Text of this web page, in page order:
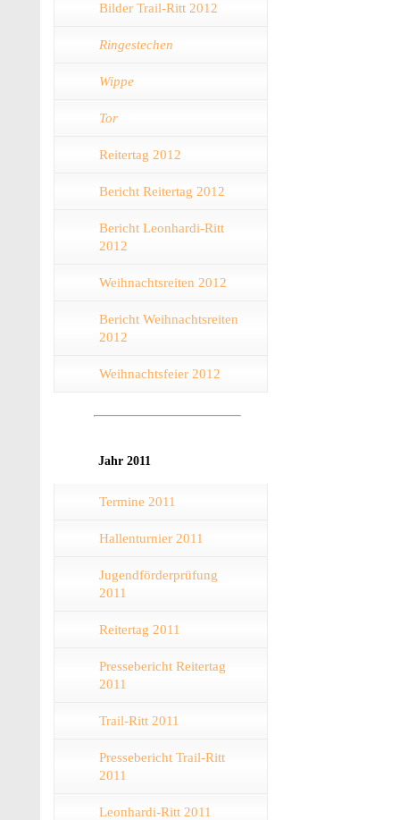
Bilder Trail-Ritt 2012
Ringestechen
Wippe
Tor
Reitertag 2012
Bericht Reitertag 2012
Bericht Leonhardi-Ritt
2012
Weihnachtsreiten 2012
Bericht Weihnachtsreiten
2012
Weihnachtsfeier 2012
Jahr 2011
Termine 2011
Hallenturnier 2011
Jugendförderprüfung
2011
Reitertag 2011
Pressebericht Reitertag
2011
Trail-Ritt 2011
Pressebericht Trail-Ritt
2011
Leonhardi-Ritt 2011